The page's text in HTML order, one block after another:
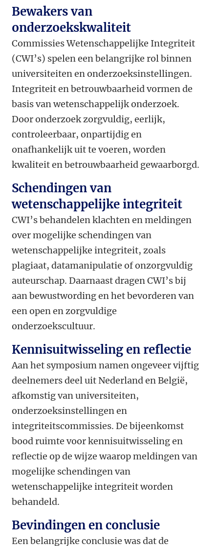
Bewakers van
onderzoekskwaliteit
Commissies Wetenschappelijke Integriteit
(CWI’s) spelen een belangrijke rol binnen
universiteiten en onderzoeksinstellingen.
Integriteit en betrouwbaarheid vormen de
basis van wetenschappelijk onderzoek.
Door onderzoek zorgvuldig, eerlijk,
controleerbaar, onpartijdig en
onafhankelijk uit te voeren, worden
kwaliteit en betrouwbaarheid gewaarborgd.
Schendingen van
wetenschappelijke integriteit
CWI’s behandelen klachten en meldingen
over mogelijke schendingen van
wetenschappelijke integriteit, zoals
plagiaat, datamanipulatie of onzorgvuldig
auteurschap. Daarnaast dragen CWI’s bij
aan bewustwording en het bevorderen van
een open en zorgvuldige
onderzoekscultuur.
Kennisuitwisseling en reflectie
Aan het symposium namen ongeveer vijftig
deelnemers deel uit Nederland en België,
afkomstig van universiteiten,
onderzoeksinstellingen en
integriteitscommissies. De bijeenkomst
bood ruimte voor kennisuitwisseling en
reflectie op de wijze waarop meldingen van
mogelijke schendingen van
wetenschappelijke integriteit worden
behandeld.
Bevindingen en conclusie
Een belangrijke conclusie was dat de